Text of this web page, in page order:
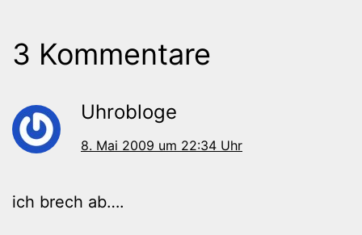
3 Kommentare
Uhrobloge
8. Mai 2009 um 22:34 Uhr
ich brech ab….